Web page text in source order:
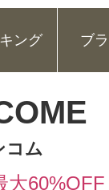
ング ブ
コム
大60%OFF